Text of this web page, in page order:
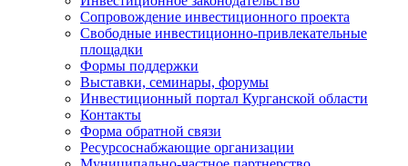
Сопровождение инвестиционного проекта
Свободные инвестиционно-привлекательные
площадки
Формы поддержки
Выставки, семинары, форумы
Инвестиционный портал Курганской области
Контакты
Форма обратной связи
Ресурсоснабжающие организации